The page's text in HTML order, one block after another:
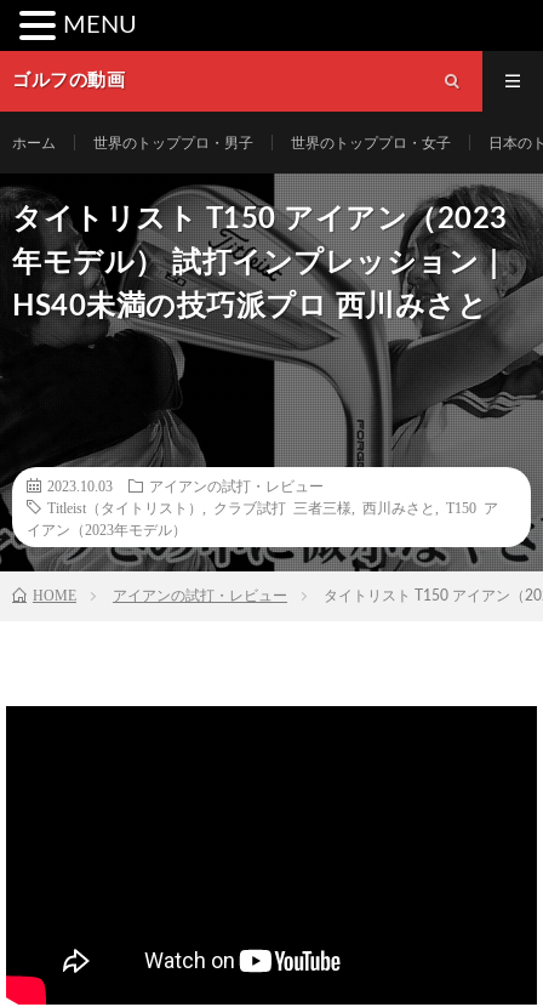
ゴルフの動画
ホーム 世界のトッププロ・男子 世界のトッププロ・女子 日本の
タイトリスト T150 アイアン（2023
年モデル） 試打インプレッション｜
HS40未満の技巧派プロ 西川みさと
2023.10.03
アイアンの試打・レビュー
Titleist（タイトリスト）
クラブ試打 三者三様 西川みさと
T150 ア
イアン（2023年モデル）
HOME アイアンの試打・レビュー タイトリスト T150 アイアン（
MENU